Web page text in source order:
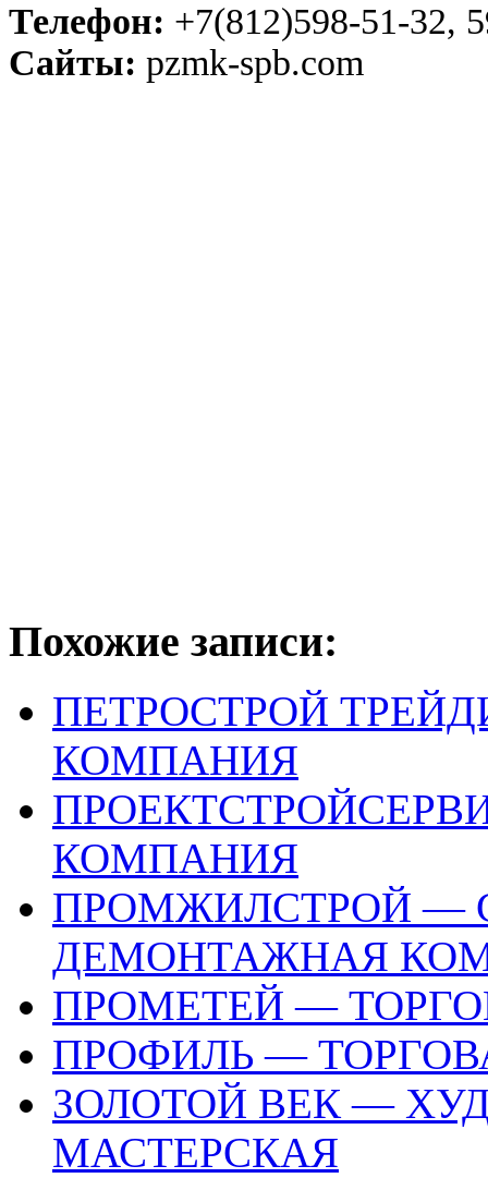
Телефон: +7(812)598-51-32,
Сайты: pzmk-spb.com
Похожие записи:
ПЕТРОСТРОЙ
КОМПАНИЯ
КОМПАНИЯ
ПРОМЖИЛСТРОЙ —
ДЕМОНТАЖНАЯ
ПРОМЕТЕЙ —
ПРОФИЛЬ —
ЗОЛОТОЙ ВЕК —
МАСТЕРСКАЯ